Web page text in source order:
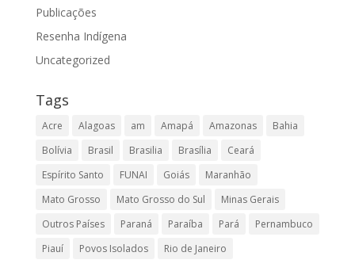
Publicações
Resenha Indígena
Uncategorized
Tags
Acre Alagoas am Amapá Amazonas
Bahia
Bolívia
Brasil Brasilia Brasília
Ceará
Espírito Santo
FUNAI Goiás
Maranhão
Mato Grosso
Mato Grosso do Sul
Minas Gerais
Outros Países
Paraná Paraíba Pará
Pernambuco
Piauí
Povos Isolados
Rio de Janeiro